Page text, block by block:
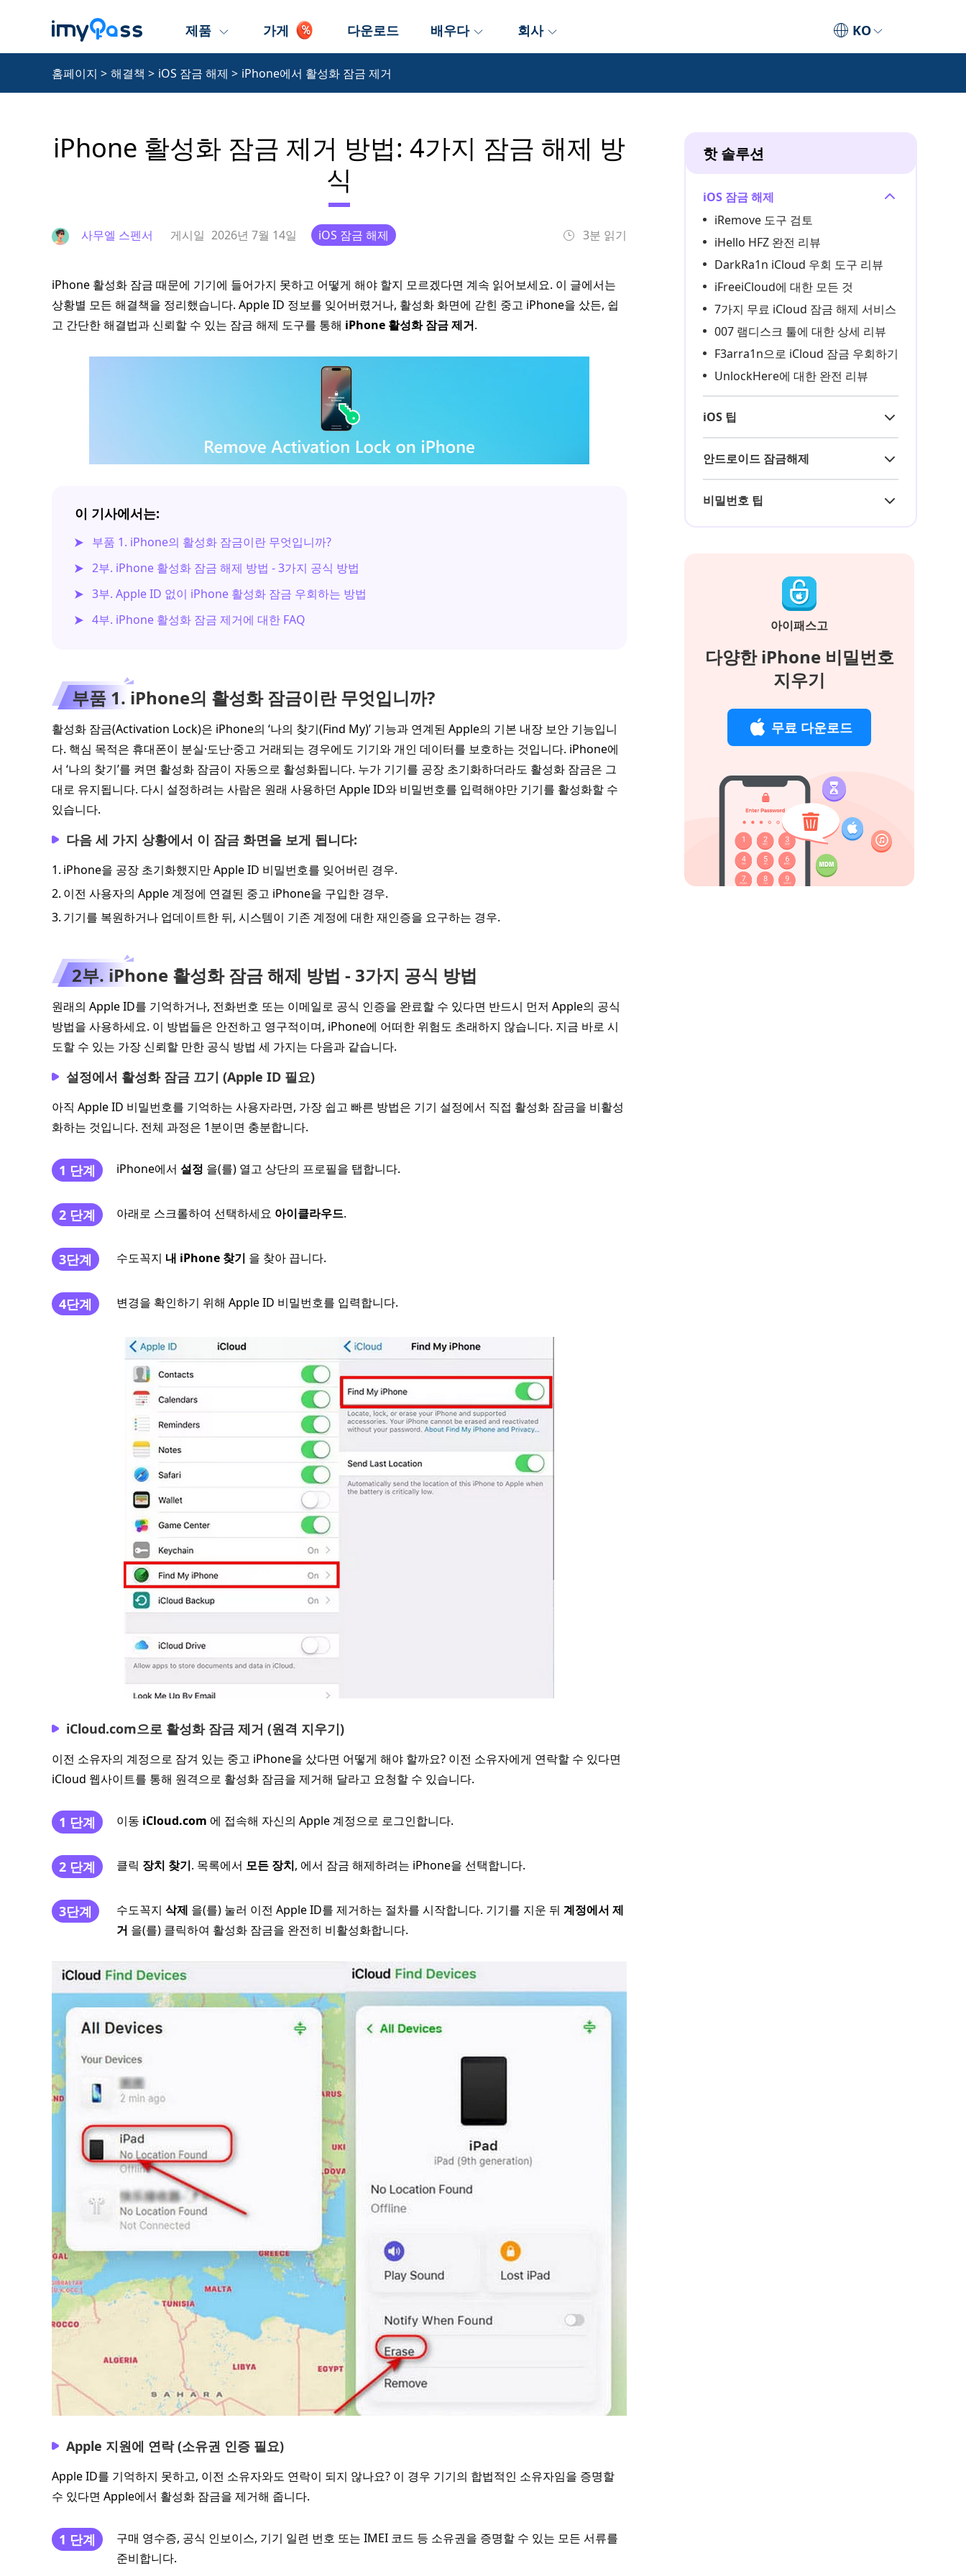
KO
제품 가게 다운로드 배우다 회사
홈페이지 > 해결책 > iOS 잠금 해제 > iPhone에서 활성화 잠금 제거
iPhone 활성화 잠금 제거 방법: 4가지 잠금 해제 방
식
사무엘 스펜서 게시일 2026년 7월 14일 iOS 잠금 해제 3분 읽기
iPhone 활성화 잠금 때문에 기기에 들어가지 못하고 어떻게 해야 할지 모르겠다면 계속 읽어보세요. 이 글에서는
상황별 모든 해결책을 정리했습니다. Apple ID 정보를 잊어버렸거나, 활성화 화면에 갇힌 중고 iPhone을 샀든, 쉽
고 간단한 해결법과 신뢰할 수 있는 잠금 해제 도구를 통해 iPhone 활성화 잠금 제거.
이 기사에서는:
부품 1. iPhone의 활성화 잠금이란 무엇입니까?
2부. iPhone 활성화 잠금 해제 방법 - 3가지 공식 방법
3부. Apple ID 없이 iPhone 활성화 잠금 우회하는 방법
4부. iPhone 활성화 잠금 제거에 대한 FAQ
부품 1. iPhone의 활성화 잠금이란 무엇입니까?
활성화 잠금(Activation Lock)은 iPhone의 ‘나의 찾기(Find My)’ 기능과 연계된 Apple의 기본 내장 보안 기능입니
다. 핵심 목적은 휴대폰이 분실·도난·중고 거래되는 경우에도 기기와 개인 데이터를 보호하는 것입니다. iPhone에
서 ‘나의 찾기’를 켜면 활성화 잠금이 자동으로 활성화됩니다. 누가 기기를 공장 초기화하더라도 활성화 잠금은 그
대로 유지됩니다. 다시 설정하려는 사람은 원래 사용하던 Apple ID와 비밀번호를 입력해야만 기기를 활성화할 수
있습니다.
다음 세 가지 상황에서 이 잠금 화면을 보게 됩니다:
1. iPhone을 공장 초기화했지만 Apple ID 비밀번호를 잊어버린 경우.
2. 이전 사용자의 Apple 계정에 연결된 중고 iPhone을 구입한 경우.
3. 기기를 복원하거나 업데이트한 뒤, 시스템이 기존 계정에 대한 재인증을 요구하는 경우.
2부. iPhone 활성화 잠금 해제 방법 - 3가지 공식 방법
원래의 Apple ID를 기억하거나, 전화번호 또는 이메일로 공식 인증을 완료할 수 있다면 반드시 먼저 Apple의 공식
방법을 사용하세요. 이 방법들은 안전하고 영구적이며, iPhone에 어떠한 위험도 초래하지 않습니다. 지금 바로 시
도할 수 있는 가장 신뢰할 만한 공식 방법 세 가지는 다음과 같습니다.
설정에서 활성화 잠금 끄기 (Apple ID 필요)
아직 Apple ID 비밀번호를 기억하는 사용자라면, 가장 쉽고 빠른 방법은 기기 설정에서 직접 활성화 잠금을 비활성
화하는 것입니다. 전체 과정은 1분이면 충분합니다.
1 단계 iPhone에서 설정 을(를) 열고 상단의 프로필을 탭합니다.
2 단계 아래로 스크롤하여 선택하세요 아이클라우드.
3단계 수도꼭지 내 iPhone 찾기 을 찾아 끕니다.
4단계 변경을 확인하기 위해 Apple ID 비밀번호를 입력합니다.
iCloud.com으로 활성화 잠금 제거 (원격 지우기)
이전 소유자의 계정으로 잠겨 있는 중고 iPhone을 샀다면 어떻게 해야 할까요? 이전 소유자에게 연락할 수 있다면
iCloud 웹사이트를 통해 원격으로 활성화 잠금을 제거해 달라고 요청할 수 있습니다.
1 단계 이동 iCloud.com 에 접속해 자신의 Apple 계정으로 로그인합니다.
2 단계 클릭 장치 찾기. 목록에서 모든 장치, 에서 잠금 해제하려는 iPhone을 선택합니다.
3단계 수도꼭지 삭제 을(를) 눌러 이전 Apple ID를 제거하는 절차를 시작합니다. 기기를 지운 뒤 계정에서 제
거 을(를) 클릭하여 활성화 잠금을 완전히 비활성화합니다.
Apple 지원에 연락 (소유권 인증 필요)
Apple ID를 기억하지 못하고, 이전 소유자와도 연락이 되지 않나요? 이 경우 기기의 합법적인 소유자임을 증명할
수 있다면 Apple에서 활성화 잠금을 제거해 줍니다.
1 단계
구매 영수증, 공식 인보이스, 기기 일련 번호 또는 IMEI 코드 등 소유권을 증명할 수 있는 모든 서류를
준비합니다.
핫 솔루션
iOS 잠금 해제
iRemove 도구 검토
iHello HFZ 완전 리뷰
DarkRa1n iCloud 우회 도구 리뷰
iFreeiCloud에 대한 모든 것
7가지 무료 iCloud 잠금 해제 서비스
007 램디스크 툴에 대한 상세 리뷰
F3arra1n으로 iCloud 잠금 우회하기
UnlockHere에 대한 완전 리뷰
iOS 팁
안드로이드 잠금해제
비밀번호 팁
아이패스고
다양한 iPhone 비밀번호
지우기
무료 다운로드